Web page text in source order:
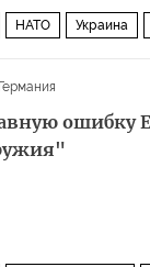
НАТО Украина
Германия
ошибку